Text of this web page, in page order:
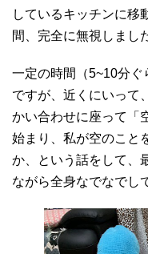
しているキッチンに移
間、完全に無視しまし
一定の時間（5~10分ぐ
ですが、近くにいって
かい合わせに座って「
始まり、私が空のこと
か、という話をして、
ながら全身なでなでし